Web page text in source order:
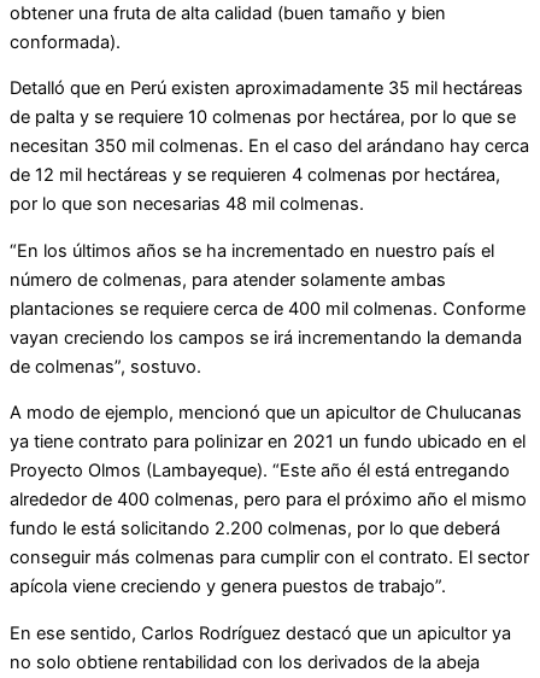
obtener una fruta de alta calidad (buen tamaño y bien
conformada).
Detalló que en Perú existen aproximadamente 35 mil hectáreas
de palta y se requiere 10 colmenas por hectárea, por lo que se
necesitan 350 mil colmenas. En el caso del arándano hay cerca
de 12 mil hectáreas y se requieren 4 colmenas por hectárea,
por lo que son necesarias 48 mil colmenas.
“En los últimos años se ha incrementado en nuestro país el
número de colmenas, para atender solamente ambas
plantaciones se requiere cerca de 400 mil colmenas. Conforme
vayan creciendo los campos se irá incrementando la demanda
de colmenas”, sostuvo.
A modo de ejemplo, mencionó que un apicultor de Chulucanas
ya tiene contrato para polinizar en 2021 un fundo ubicado en el
Proyecto Olmos (Lambayeque). “Este año él está entregando
alrededor de 400 colmenas, pero para el próximo año el mismo
fundo le está solicitando 2.200 colmenas, por lo que deberá
conseguir más colmenas para cumplir con el contrato. El sector
apícola viene creciendo y genera puestos de trabajo”.
En ese sentido, Carlos Rodríguez destacó que un apicultor ya
no solo obtiene rentabilidad con los derivados de la abeja